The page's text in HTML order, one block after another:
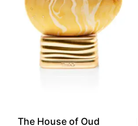
The House of Oud